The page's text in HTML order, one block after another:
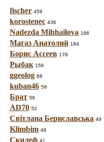
fischer 459
korostenec 436
Nadezda Mihhailova 186
Магаз Анатолий 184
Борис Ассеев 178
Рыбак 156
ggeolog 88
kuban46 59
Брат 56
AD70 52
Світлана Бериславська 49
Klimbim 48
Скилеф 41